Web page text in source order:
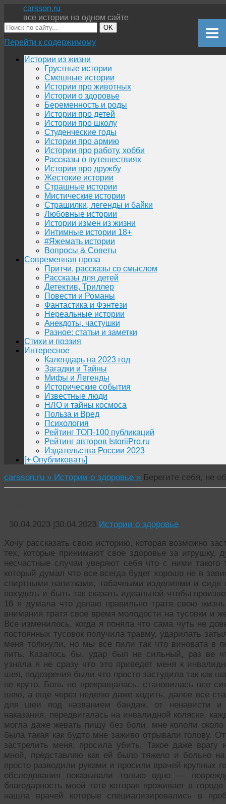
carsson.ru
все истории на одном сайте
OK
Перейти к содержимому
Истории из жизни
Грустные истории
Смешные истории
Истории про животных
Истории о здоровье
Беременность и роды
Истории про детей
Истории про школу
Студенческие годы
Истории про армию
Истории про работу, хобби
Рассказы о путешествиях
Истории про дружбу
Жестокие истории
Страшные истории
Мистические истории
Страшилки, легенды и байки
Любовные истории
Истории измен из жизни
Интимные истории 18+
#Яжемать истории
Вопросы & Советы
Современная проза
Притчи, рассказы со смыслом
Рассказы для детей
Детектив, Триллер
Повести и Романы
Фантастика и Фэнтези
Нереальные истории
Анекдоты, частушки
Разное: статьи и заметки
Стихи и поэзия
Интересное
Календарь на 2023 год
Загадки и Тайны
Мифы и Легенды
Исторические события
Известные люди
НЛО и тайны космоса
Польза и Вред
Психология
Рейтинг ТОП-100 публикаций
Рейтинг авторов IstoriiPro.ru
Издательства России 2023
[+ Опубликовать]
carsson.ru » Истории о здоровье » Берегите себя, не
30.04.2023 |30.04.2023 Истории о здоровье
Хочу рассказать свою историю, которая возможно
тех, которые принимают свое здоровье за
несчастные случаи уверяют себя что с ними
который думал что все всегда будет хорошо не в
спиртными напитками, табачными изделиями и сидя
похудеть и быть так сказать идеальной чтобы
16 я думала что делаю правильно тратя свою
внимания тратя свое время молодости на тусовки и
Все изменилось, когда я поняла что сама чуть не
постоянных тусовок получила травму, ударилать
меня толкнули, но мы все пили так что виновата в
пить. Казалось бы, удар был не сильный, раз ве
узнала я не сразу что это приведет меня к
шея, подозрения были что просто застудила так
не круто. Боль не прекращалась, становилась все
шею, а еще через неделю даже ходить, далее все
для шеи под названием бандаж, от ненависти и
наказания, передвигалась на инвалидной коляске,
могла даже жевать пищу без боли, мне кололи
была такая как будто мне заживо отрывали голову.
застрелить меня, просила убить. Такое даже
мной, представляю как ей было тяжело и больно
просто разводили руками и просили врачей крупных
обследования показывали только одно —
благодарность моей тете которая проживает в
нашла врачей которые специализировались в